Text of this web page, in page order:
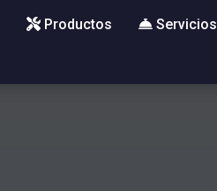
Productos Servicios